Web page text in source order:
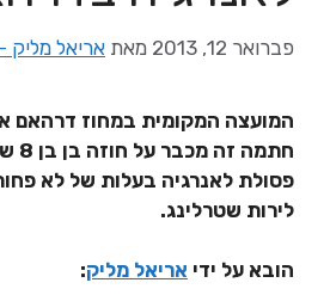
פברואר 12, 2013 מאת אריאל מליק
המועצה המקומית במחוז דרהאם
לירות שטרלינג.
הובא על ידי אריאל מליק: